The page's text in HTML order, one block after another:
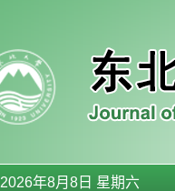
2026年8月8日 星期六